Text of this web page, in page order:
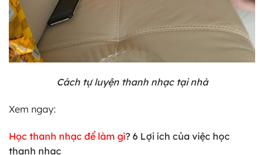
Cách tự luyện thanh nhạc tại nhà
Xem ngay:
Học thanh nhạc để làm gì? 6 Lợi ích của việc học
thanh nhạc